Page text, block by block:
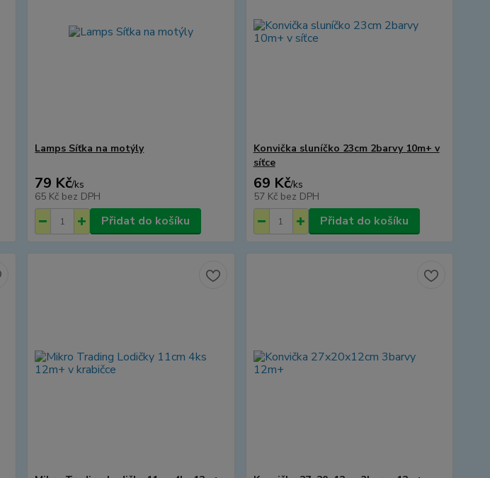
Lamps Síťka na motýly
79 Kč/ks
65 Kč bez DPH
Přidat do košíku
Konvička sluníčko 23cm 2barvy 10m+ v
síťce
69 Kč/ks
57 Kč bez DPH
Přidat do košíku